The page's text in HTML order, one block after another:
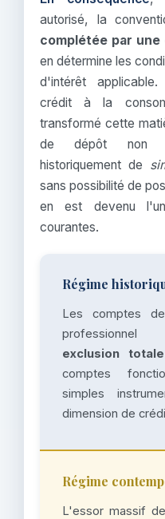
autorisé, la
complétée par
en détermine les
d'intérêt
crédit à la
transformé cette
de dépôt non
historiquement de
sans possibilité de
en est devenu
courantes.
Régime
Les comptes
exclusion
comptes
simples
dimension de
Régime
L'essor massif